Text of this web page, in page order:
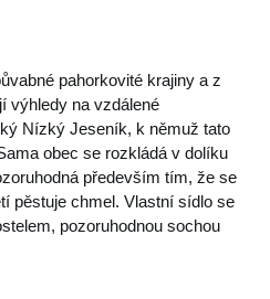
pahorkovité krajiny a z
výhledy na vzdálené
Nízký Jeseník, k němuž tato
obec se rozkládá v dolíku
především tím, že se
pěstuje chmel. Vlastní sídlo se
pozoruhodnou sochou